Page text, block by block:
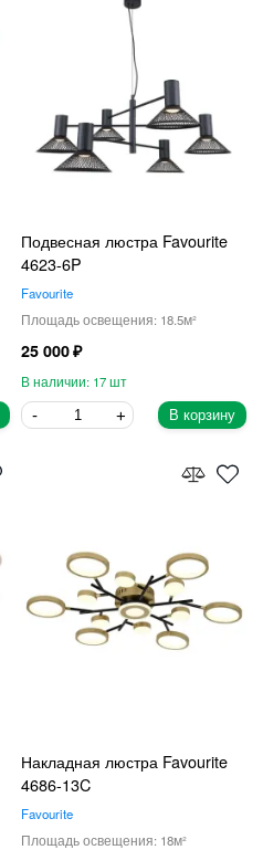
Подвесная люстра Favourite
4623-6P
Favourite
18.5
25 000
17
В корзину
Накладная люстра Favourite
4686-13C
Favourite
18